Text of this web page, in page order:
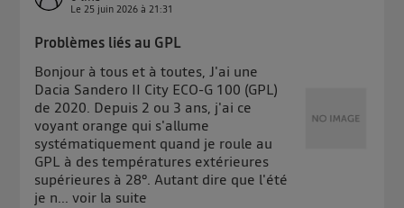
Le25 juin 2026 à21:31
Problèmes liés au GPL
Bonjour à tous et à toutes, J'ai une
Dacia Sandero II City ECO-G 100 (GPL)
de 2020. Depuis 2 ou 3 ans, j'ai ce
voyant orange qui s'allume
systématiquement quand je roule au
GPL à des températures extérieures
supérieures à 28°. Autant dire que l'été
je n...voir la suite